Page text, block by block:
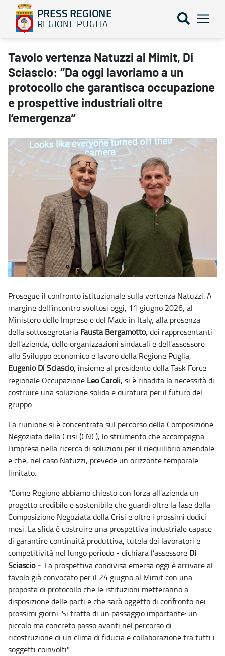
PRESS REGIONE
REGIONE PUGLIA
Tavolo vertenza Natuzzi al Mimit, Di Sciascio: “Da oggi
Tavolo vertenza Natuzzi al Mimit, Di
Sciascio: “Da oggi lavoriamo a un
protocollo che garantisca occupazione
e prospettive industriali oltre
l’emergenza”
Prosegue il confronto istituzionale sulla vertenza Natuzzi. A
margine dell'incontro svoltosi oggi, 11 giugno 2026, al
Ministero delle Imprese e del Made in Italy, alla presenza
della sottosegretaria Fausta Bergamotto, dei rappresentanti
dell'azienda, delle organizzazioni sindacali e dell'assessore
allo Sviluppo economico e lavoro della Regione Puglia,
Eugenio Di Sciascio, insieme al presidente della Task Force
regionale Occupazione Leo Caroli, si è ribadita la necessità di
costruire una soluzione solida e duratura per il futuro del
gruppo.
La riunione si è concentrata sul percorso della Composizione
Negoziata della Crisi (CNC), lo strumento che accompagna
l'impresa nella ricerca di soluzioni per il riequilibrio aziendale
e che, nel caso Natuzzi, prevede un orizzonte temporale
limitato.
"Come Regione abbiamo chiesto con forza all'azienda un
progetto credibile e sostenibile che guardi oltre la fase della
Composizione Negoziata della Crisi e oltre i prossimi dodici
mesi. La sfida è costruire una prospettiva industriale capace
di garantire continuità produttiva, tutela dei lavoratori e
competitività nel lungo periodo - dichiara l’assessore Di
Sciascio -. La prospettiva condivisa emersa oggi è arrivare al
tavolo già convocato per il 24 giugno al Mimit con una
proposta di protocollo che le istituzioni metteranno a
disposizione delle parti e che sarà oggetto di confronto nei
prossimi giorni. Si tratta di un passaggio importante: un
piccolo ma concreto passo avanti nel percorso di
ricostruzione di un clima di fiducia e collaborazione tra tutti i
soggetti coinvolti".